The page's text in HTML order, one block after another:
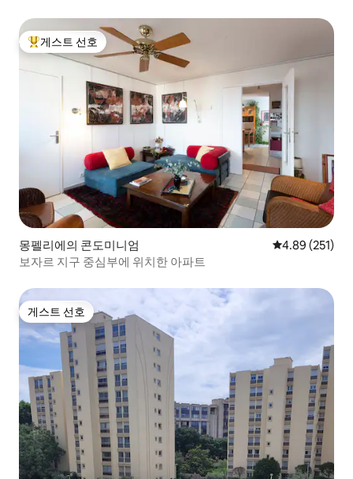
상위 게스트 선호
게스트 선호
몽펠리에의 콘도미니엄 평점 4.89점(5
4.89 (251)
보자르 지구 중심부에 위치한 아파트
게스트 선호
게스트 선호